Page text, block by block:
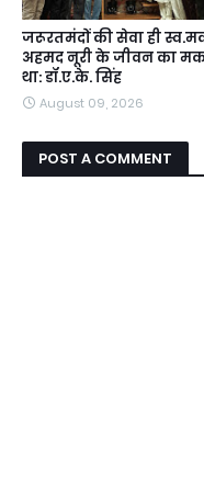
जरूरतमंदों की सेवा ही
अहमद नूरी के जीवन का
था: डॉ.ए.के. सिंह
August 09, 2026
POST A COMMENT